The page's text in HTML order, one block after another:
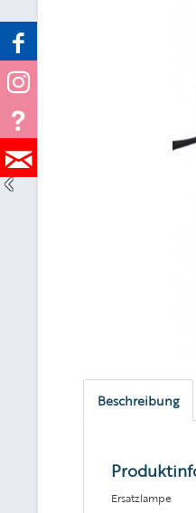
Beschreibung
Ersatzlampe